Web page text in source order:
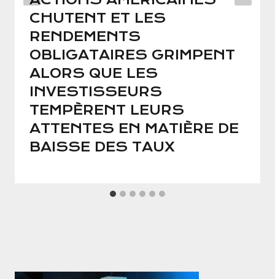
CHUTENT ET LES
RENDEMENTS
OBLIGATAIRES GRIMPENT
ALORS QUE LES
INVESTISSEURS
TEMPÈRENT LEURS
ATTENTES EN MATIÈRE DE
BAISSE DES TAUX